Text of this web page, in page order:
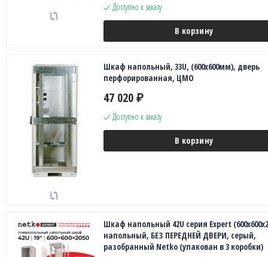
Доступно к заказу
В корзину
Шкаф напольный, 33U, (600x600мм), дверь
перфорированная, ЦМО
47 020 ₽
Доступно к заказу
В корзину
Шкаф напольный 42U серия Expert
напольный, БЕЗ ПЕРЕДНЕЙ ДВЕРИ, серый,
разобранный Netko (упакован в 3 коробки)